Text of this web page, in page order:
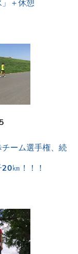
＋休憩
ーム選手権、続
㎞！！！